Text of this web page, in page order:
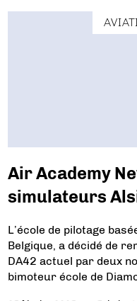
Air Academy
simulateurs
L’école de pilotage
Belgique, a décidé de
DA42 actuel par deux
bimoteur école de